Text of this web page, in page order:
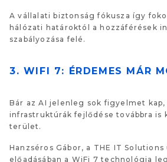
A vállalati biztonság fókusza így
hálózati határoktól a hozzáférések
szabályozása felé.
3. WIFI 7: ÉRDEMES MÁR
Bár az AI jelenleg sok figyelmet kap,
infrastruktúrák fejlődése továbbra is
terület.
Hanzséros Gábor, a THE IT
előadásában a WiFi 7 technológia